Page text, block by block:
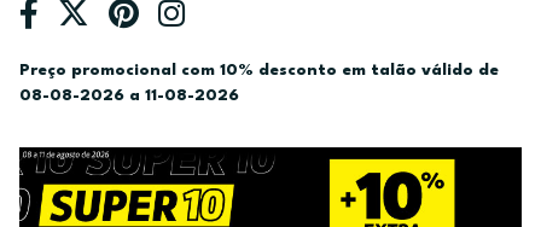
Preço promocional com 10% desconto em talão válido de
08-08-2026 a 11-08-2026